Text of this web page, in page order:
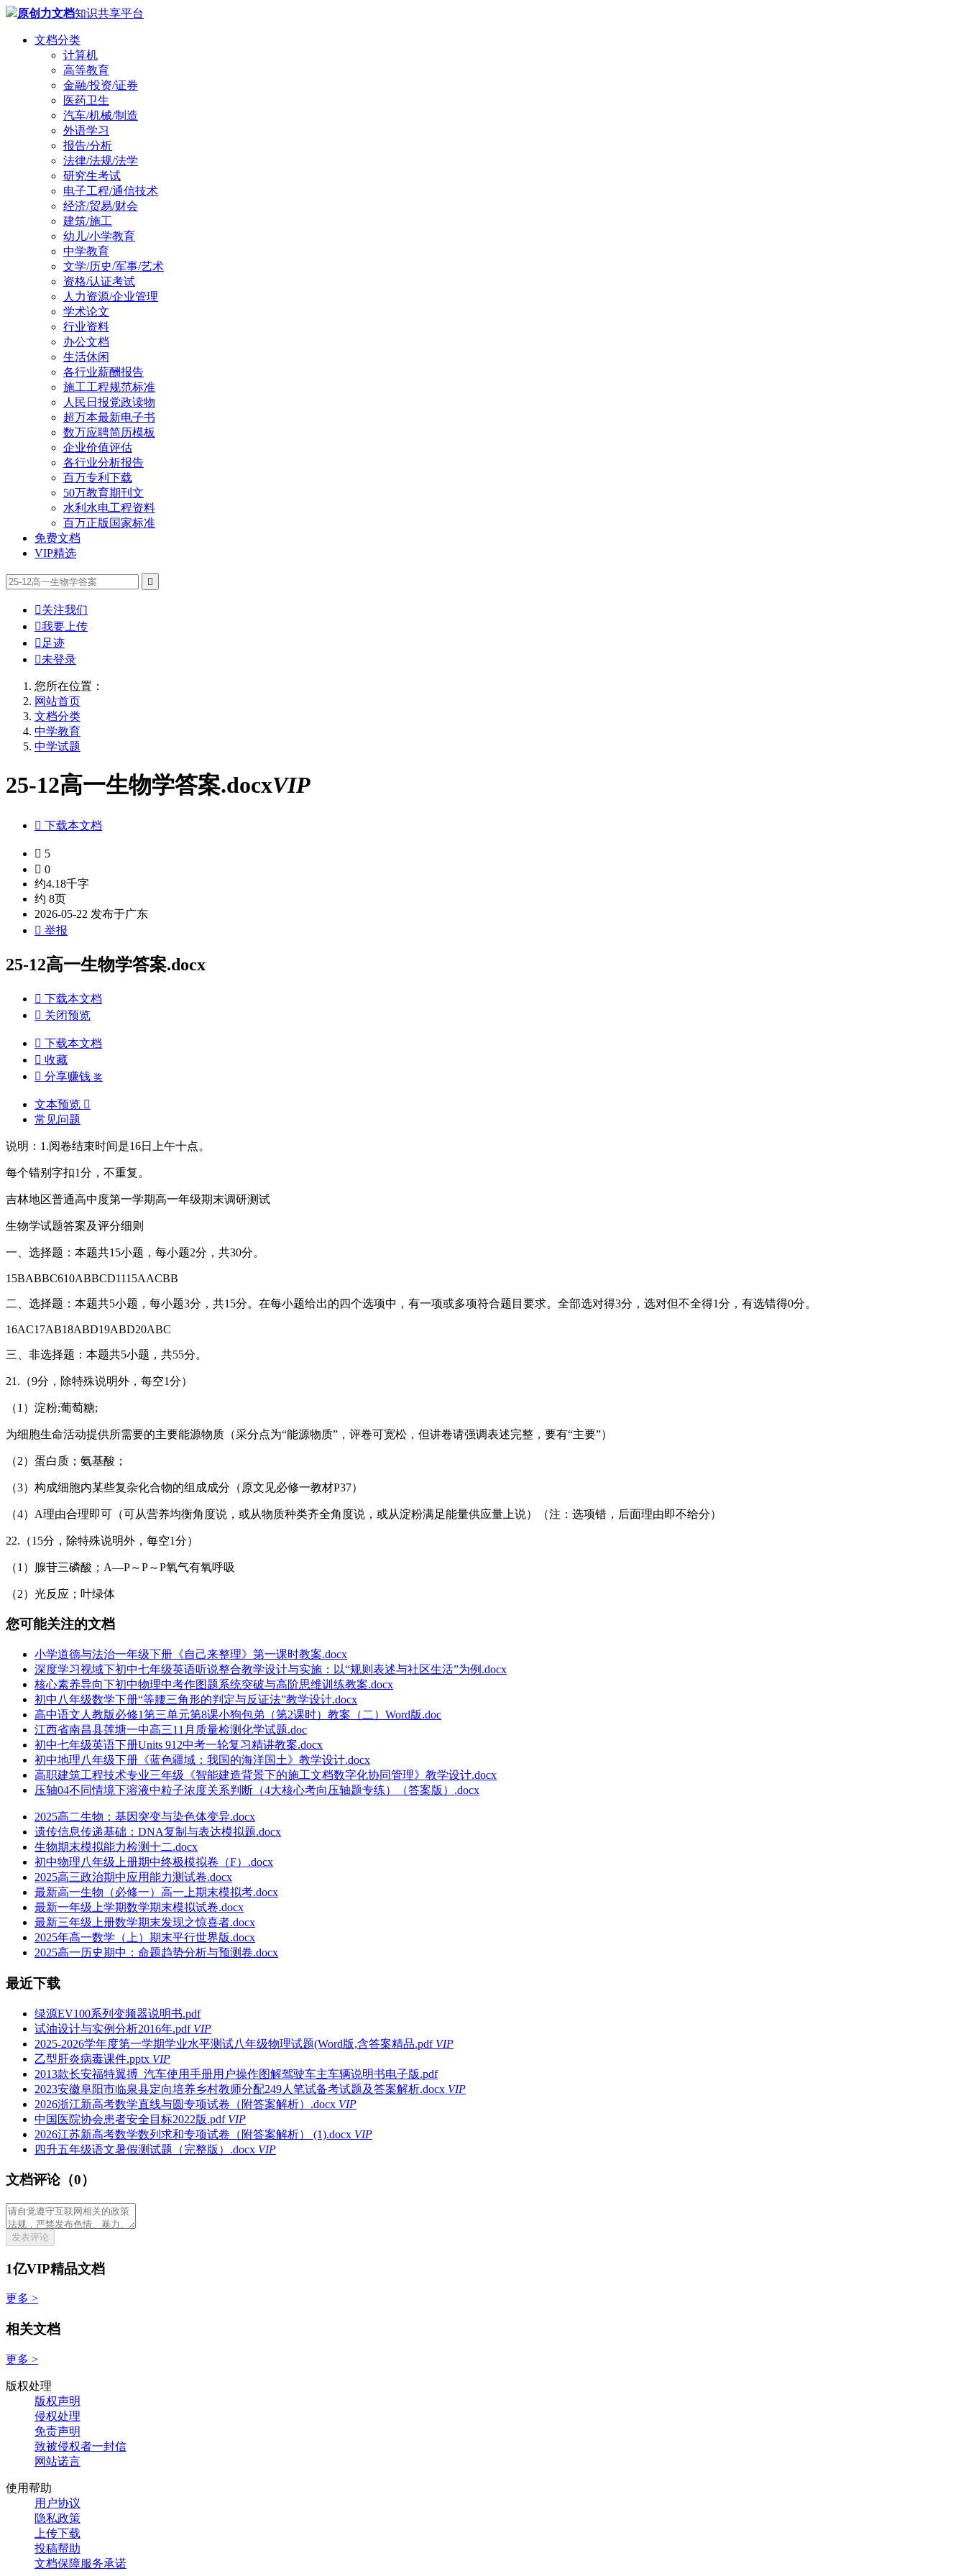
原创力文档知识共享平台
文档分类
计算机
高等教育
金融/投资/证券
医药卫生
汽车/机械/制造
外语学习
报告/分析
法律/法规/法学
研究生考试
电子工程/通信技术
经济/贸易/财会
建筑/施工
幼儿/小学教育
中学教育
文学/历史/军事/艺术
资格/认证考试
人力资源/企业管理
学术论文
行业资料
办公文档
生活休闲
各行业薪酬报告
施工工程规范标准
人民日报党政读物
超万本最新电子书
数万应聘简历模板
企业价值评估
各行业分析报告
百万专利下载
50万教育期刊文
水利水电工程资料
百万正版国家标准
免费文档
VIP精选

关注我们
我要上传
 足迹
未登录
您所在位置：
网站首页
文档分类
中学教育
中学试题
25-12高一生物学答案.docxVIP
 下载本文档
 5
 0
约4.18千字
约 8页
2026-05-22 发布于广东
 举报
25-12高一生物学答案.docx
 下载本文档
 关闭预览
 下载本文档
 收藏
 分享赚钱 奖
文本预览 
常见问题
说明：1.阅卷结束时间是16日上午十点。
每个错别字扣1分，不重复。
吉林地区普通高中度第一学期高一年级期末调研测试
生物学试题答案及评分细则
一、选择题：本题共15小题，每小题2分，共30分。
15BABBC610ABBCD1115AACBB
二、选择题：本题共5小题，每小题3分，共15分。在每小题给出的四个选项中，有一项或多项符合题目要求。全部选对得3分，选对但不全得1分，有选错得0分。
16AC17AB18ABD19ABD20ABC
三、非选择题：本题共5小题，共55分。
21.（9分，除特殊说明外，每空1分）
（1）淀粉;葡萄糖;
为细胞生命活动提供所需要的主要能源物质（采分点为“能源物质”，评卷可宽松，但讲卷请强调表述完整，要有“主要”）
（2）蛋白质；氨基酸；
（3）构成细胞内某些复杂化合物的组成成分（原文见必修一教材P37）
（4）A理由合理即可（可从营养均衡角度说，或从物质种类齐全角度说，或从淀粉满足能量供应量上说）（注：选项错，后面理由即不给分）
22.（15分，除特殊说明外，每空1分）
（1）腺苷三磷酸；A—P～P～P氧气有氧呼吸
（2）光反应；叶绿体
您可能关注的文档
小学道德与法治一年级下册《自己来整理》第一课时教案.docx
深度学习视域下初中七年级英语听说整合教学设计与实施：以“规则表述与社区生活”为例.docx
核心素养导向下初中物理中考作图题系统突破与高阶思维训练教案.docx
初中八年级数学下册“等腰三角形的判定与反证法”教学设计.docx
高中语文人教版必修1第三单元第8课小狗包弟（第2课时）教案（二）Word版.doc
江西省南昌县莲塘一中高三11月质量检测化学试题.doc
初中七年级英语下册Units 912中考一轮复习精讲教案.docx
初中地理八年级下册《蓝色疆域：我国的海洋国土》教学设计.docx
高职建筑工程技术专业三年级《智能建造背景下的施工文档数字化协同管理》教学设计.docx
压轴04不同情境下溶液中粒子浓度关系判断（4大核心考向压轴题专练）（答案版）.docx
2025高二生物：基因突变与染色体变异.docx
遗传信息传递基础：DNA复制与表达模拟题.docx
生物期末模拟能力检测十二.docx
初中物理八年级上册期中终极模拟卷（F）.docx
2025高三政治期中应用能力测试卷.docx
最新高一生物（必修一）高一上期末模拟考.docx
最新一年级上学期数学期末模拟试卷.docx
最新三年级上册数学期末发现之惊喜者.docx
2025年高一数学（上）期末平行世界版.docx
2025高一历史期中：命题趋势分析与预测卷.docx
最近下载
绿源EV100系列变频器说明书.pdf
试油设计与实例分析2016年.pdf VIP
2025-2026学年度第一学期学业水平测试八年级物理试题(Word版,含答案精品.pdf VIP
乙型肝炎病毒课件.pptx VIP
2013款长安福特翼搏_汽车使用手册用户操作图解驾驶车主车辆说明书电子版.pdf
2023安徽阜阳市临泉县定向培养乡村教师分配249人笔试备考试题及答案解析.docx VIP
2026浙江新高考数学直线与圆专项试卷（附答案解析）.docx VIP
中国医院协会患者安全目标2022版.pdf VIP
2026江苏新高考数学数列求和专项试卷（附答案解析） (1).docx VIP
四升五年级语文暑假测试题（完整版）.docx VIP
文档评论（0）
发表评论
1亿VIP精品文档
更多 >
相关文档
更多 >
版权处理
版权声明
侵权处理
免责声明
致被侵权者一封信
网站诺言
使用帮助
用户协议
隐私政策
上传下载
投稿帮助
文档保障服务承诺